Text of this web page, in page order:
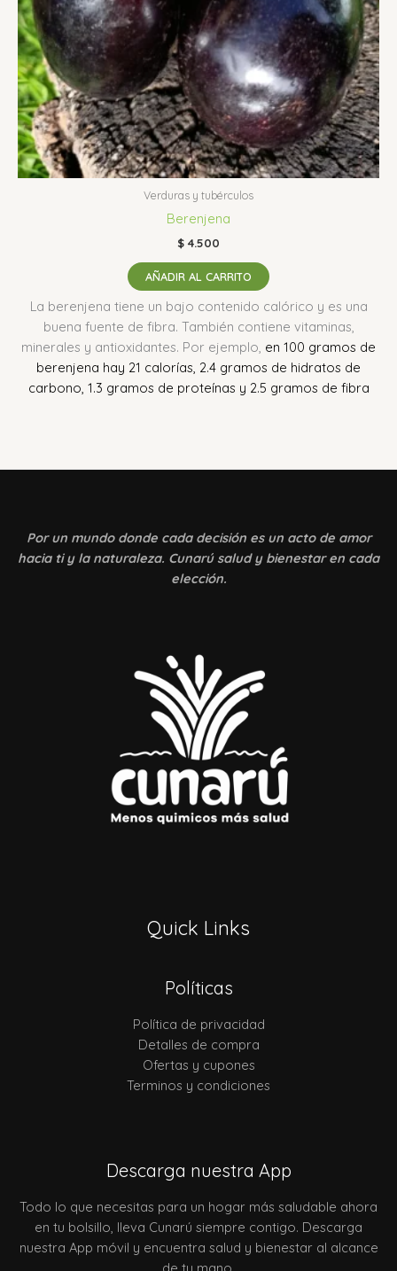
Verduras y tubérculos
Berenjena
$ 4.500
AÑADIR AL CARRITO
La berenjena tiene un bajo contenido calórico y es una
buena fuente de fibra. También contiene vitaminas,
minerales y antioxidantes. Por ejemplo, en 100 gramos de
berenjena hay 21 calorías, 2.4 gramos de hidratos de
carbono, 1.3 gramos de proteínas y 2.5 gramos de fibra
Por un mundo donde cada decisión es un acto de amor
hacia ti y la naturaleza. Cunarú salud y bienestar en cada
elección.
Quick Links
Políticas
Política de privacidad
Detalles de compra
Ofertas y cupones
Terminos y condiciones
Descarga nuestra App
Todo lo que necesitas para un hogar más saludable ahora
en tu bolsillo, lleva Cunarú siempre contigo. Descarga
nuestra App móvil y encuentra salud y bienestar al alcance
de tu mano.